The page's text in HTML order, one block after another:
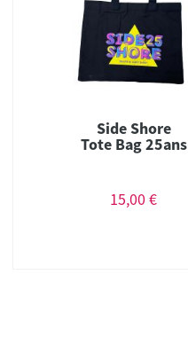
Side Shore
Tote Bag 25ans
15,00 €